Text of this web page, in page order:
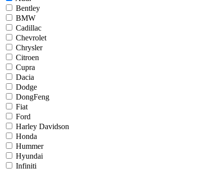
Bentley
BMW
Cadillac
Chevrolet
Chrysler
Citroen
Cupra
Dacia
Dodge
DongFeng
Fiat
Ford
Harley Davidson
Honda
Hummer
Hyundai
Infiniti